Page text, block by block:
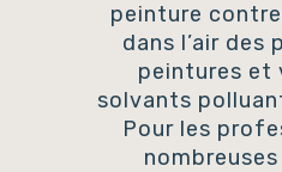
peinture
dans l’air des
peintures et
solvants
Pour les